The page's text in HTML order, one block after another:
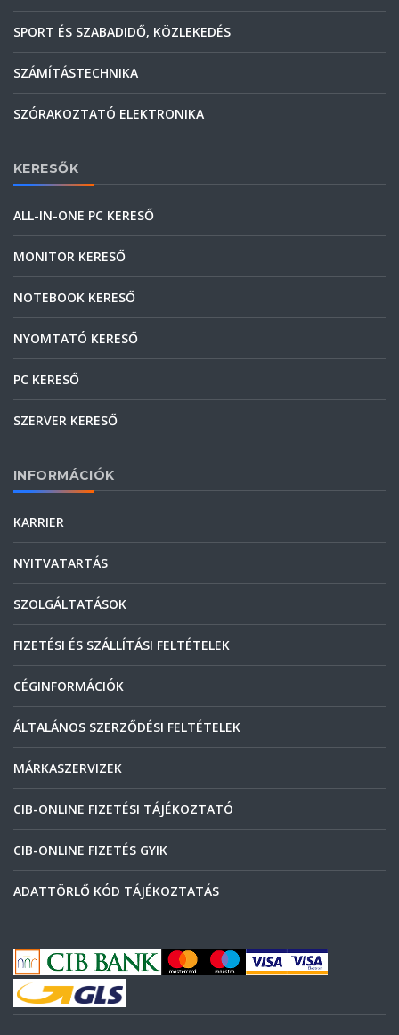
SPORT ÉS SZABADIDŐ, KÖZLEKEDÉS
SZÁMÍTÁSTECHNIKA
SZÓRAKOZTATÓ ELEKTRONIKA
KERESŐK
ALL-IN-ONE PC KERESŐ
MONITOR KERESŐ
NOTEBOOK KERESŐ
NYOMTATÓ KERESŐ
PC KERESŐ
SZERVER KERESŐ
INFORMÁCIÓK
KARRIER
NYITVATARTÁS
SZOLGÁLTATÁSOK
FIZETÉSI ÉS SZÁLLÍTÁSI FELTÉTELEK
CÉGINFORMÁCIÓK
ÁLTALÁNOS SZERZŐDÉSI FELTÉTELEK
MÁRKASZERVIZEK
CIB-ONLINE FIZETÉSI TÁJÉKOZTATÓ
CIB-ONLINE FIZETÉS GYIK
ADATTÖRLŐ KÓD TÁJÉKOZTATÁS